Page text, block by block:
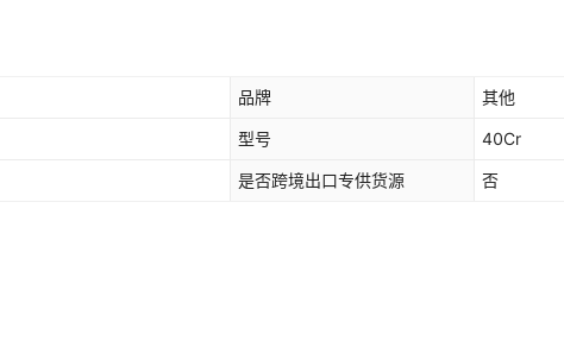
品牌 其他
型号 40Cr
是否跨境出口专供货源 否